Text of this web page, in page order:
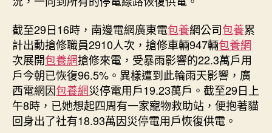
截至29日16時，南邊電網廣東電包養網公司包養累
計出動搶修職員2910人次，搶修車輛947輛包養網
次展開包養網搶修來電，受暴雨影響的22.3萬戶用
戶今朝已恢復96.5%。異樣遭到此輪雨天影響，廣
西電網因包養網災停電用戶19.23萬戶。截至29日上
午8時，已她想起四周有一家寵物救助站，便抱著貓
回身出了社有18.93萬因災停電用戶恢復供電。